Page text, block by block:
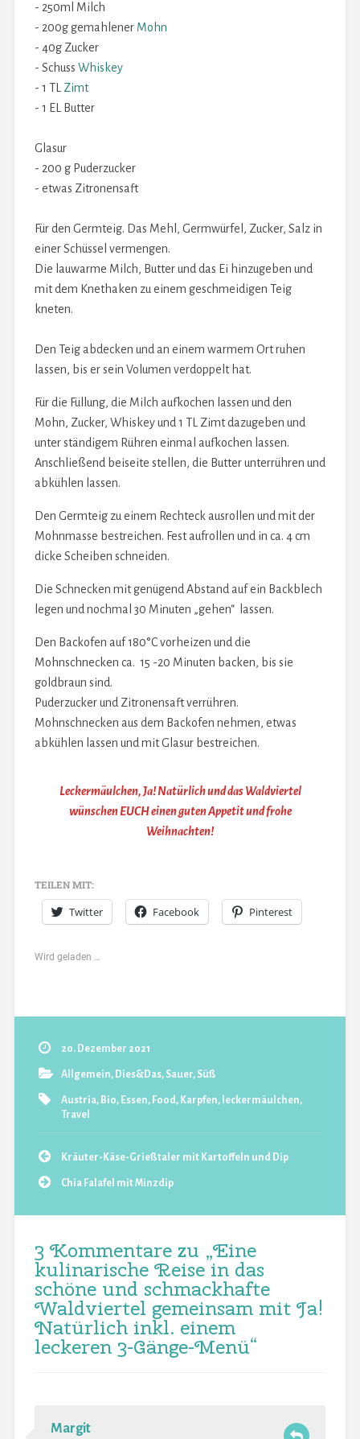
- 250ml Milch
- 200g gemahlener Mohn
- 40g Zucker
- Schuss Whiskey
- 1 TL Zimt
- 1 EL Butter
Glasur
- 200 g Puderzucker
- etwas Zitronensaft
Für den Germteig. Das Mehl, Germwürfel, Zucker, Salz in
einer Schüssel vermengen.
Die lauwarme Milch, Butter und das Ei hinzugeben und
mit dem Knethaken zu einem geschmeidigen Teig
kneten.
Den Teig abdecken und an einem warmem Ort ruhen
lassen, bis er sein Volumen verdoppelt hat.
Für die Füllung, die Milch aufkochen lassen und den
Mohn, Zucker, Whiskey und 1 TL Zimt dazugeben und
unter ständigem Rühren einmal aufkochen lassen.
Anschließend beiseite stellen, die Butter unterrühren und
abkühlen lassen.
Den Germteig zu einem Rechteck ausrollen und mit der
Mohnmasse bestreichen. Fest aufrollen und in ca. 4 cm
dicke Scheiben schneiden.
Die Schnecken mit genügend Abstand auf ein Backblech
legen und nochmal 30 Minuten „gehen“ lassen.
Den Backofen auf 180°C vorheizen und die
Mohnschnecken ca. 15 -20 Minuten backen, bis sie
goldbraun sind.
Puderzucker und Zitronensaft verrühren.
Mohnschnecken aus dem Backofen nehmen, etwas
abkühlen lassen und mit Glasur bestreichen.
Leckermäulchen, Ja! Natürlich und das Waldviertel
wünschen EUCH einen guten Appetit und frohe
Weihnachten!
TEILEN MIT:
Twitter Facebook Pinterest
Wird geladen …
20. Dezember 2021
Allgemein, Dies&Das, Sauer, Süß
Austria, Bio, Essen, Food , Karpfen, leckermäulchen,
Travel
Kräuter-Käse-Grießtaler mit Kartoffeln und Dip
Chia Falafel mit Minzdip
3 Kommentare zu „Eine
kulinarische Reise in das
schöne und schmackhafte
Waldviertel gemeinsam mit Ja!
Natürlich inkl. einem
leckeren 3-Gänge-Menü“
Margit